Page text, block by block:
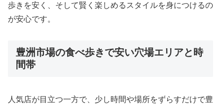
歩きを安く、そして賢く楽しめるスタイルを身につけるの
が安心です。
豊洲市場の食べ歩きで安い穴場エリアと時
間帯
人気店が目立つ一方で、少し時間や場所をずらすだけで豊